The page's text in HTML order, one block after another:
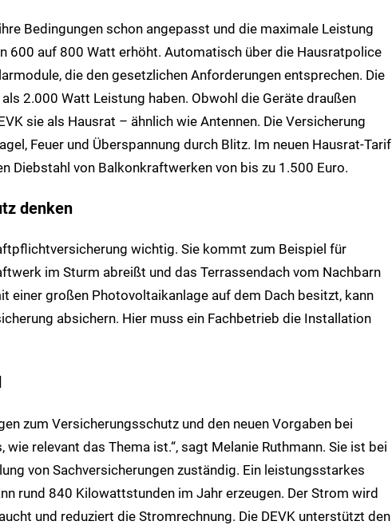
Bedingungen schon angepasst und die maximale Leistung
600 auf 800 Watt erhöht. Automatisch über die Hausratpolice
die den gesetzlichen Anforderungen entsprechen. Die
2.000 Watt Leistung haben. Obwohl die Geräte draußen
sie als Hausrat – ähnlich wie Antennen. Die Versicherung
Feuer und Überspannung durch Blitz. Im neuen Hausrat-Tarif
Diebstahl von Balkonkraftwerken von bis zu 1.500 Euro.
denken
wichtig. Sie kommt zum Beispiel für
im Sturm abreißt und das Terrassendach vom Nachbarn
einer großen Photovoltaikanlage auf dem Dach besitzt, kann
absichern. Hier muss ein Fachbetrieb die Installation
zum Versicherungsschutz und den neuen Vorgaben bei
relevant das Thema ist.“, sagt Melanie Ruthmann. Sie ist bei
von Sachversicherungen zuständig. Ein leistungsstarkes
rund 840 Kilowattstunden im Jahr erzeugen. Der Strom wird
und reduziert die Stromrechnung. Die DEVK unterstützt den